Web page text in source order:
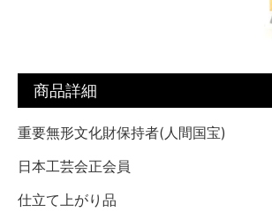
商品詳細
重要無形文化財保持者(人間国宝)
日本工芸会正会員
仕立て上がり品